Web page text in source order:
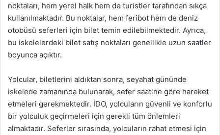
noktaları, hem yerel halk hem de turistler tarafından sıkça
kullanılmaktadır. Bu noktalar, hem feribot hem de deniz
otobüsü seferleri için bilet temin edilebilmektedir. Ayrıca,
bu iskelelerdeki bilet satış noktaları genellikle uzun saatler
boyunca açıktır.
Yolcular, biletlerini aldıktan sonra, seyahat gününde
iskelede zamanında bulunarak, sefer saatine göre hareket
etmeleri gerekmektedir. İDO, yolcuların güvenli ve konforlu
bir yolculuk geçirmeleri için gerekli tüm önlemleri
almaktadır. Seferler sırasında, yolcuların rahat etmesi için